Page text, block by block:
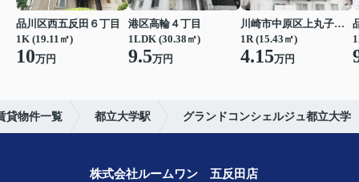
品川区西五反田６丁目
1K (19.11㎡)
10万円
港区高輪４丁目
1LDK (30.38㎡)
9.5万円
川崎市中原区上丸子八幡町
1R (15.43㎡)
4.15万円
貸物件一覧 都立大学駅 グランドコンシェルジュ都立大学
株式会社ルームワン 五反田店